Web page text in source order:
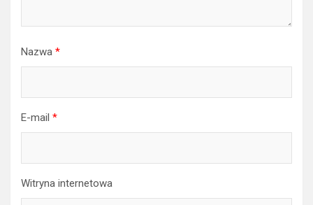
Nazwa *
E-mail *
Witryna internetowa